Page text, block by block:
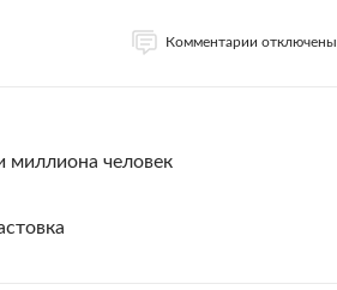
Комментарии отключены
миллиона человек